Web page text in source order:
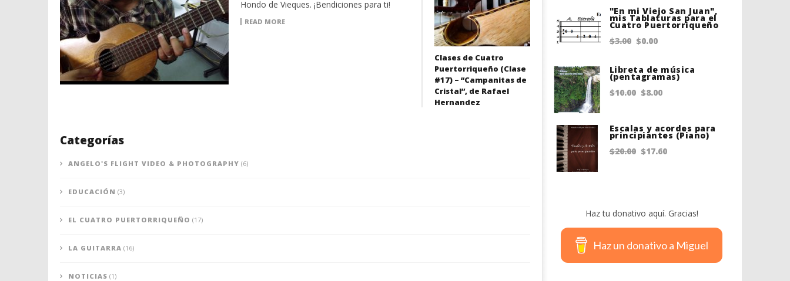
Hondo de Vieques. ¡Bendiciones para ti!
READ MORE
Clases de Cuatro
Puertorriqueño (Clase
#17) – “Campanitas de
Cristal”, de Rafael
Hernandez
Categorías
ANGELO'S FLIGHT VIDEO & PHOTOGRAPHY (6)
EDUCACIÓN (3)
EL CUATRO PUERTORRIQUEÑO (17)
LA GUITARRA (16)
NOTICIAS (1)
was:
is:
$18.75.
"En mi Viejo San Juan",
mis Tablaturas para el
Cuatro Puertorriqueño
$3.00 Original
was:
$3.00.
$0.00
is:
$0.00.
Libreta de música
(pentagramas)
$10.00 Original
was:
$8.00
is:
$8.00.
Escalas y acordes para
principiantes (Piano)
$20.00 Original
$17.60
Haz tu donativo aquí. Gracias!
Haz un donativo a Miguel